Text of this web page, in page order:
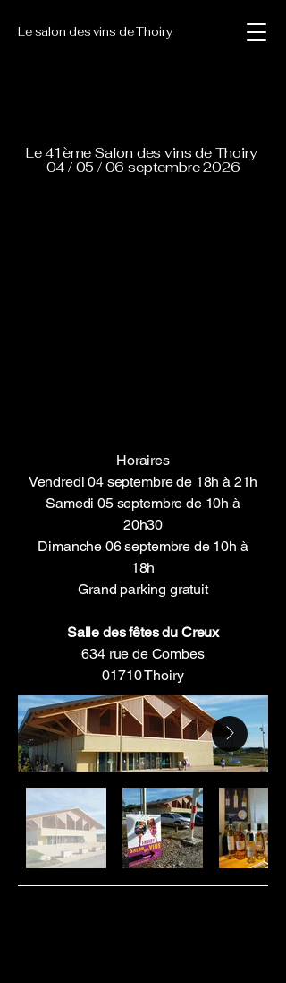
Le salon des vins de Thoiry
Le 41ème Salon des vins de Thoiry
04 / 05 / 06 septembre 2026
Horaires
Vendredi 04 septembre de 18h à 21h
Samedi 05 septembre de 10h à
20h30
Dimanche 06 septembre de 10h à
18h
Grand parking gratuit
Salle des fêtes du Creux
634 rue de Combes
01710 Thoiry